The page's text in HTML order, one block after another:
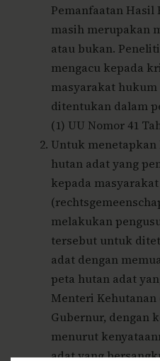
Pemanfaatan Hasil
masih merupakan
atau bukan.
mengacu kepada
masyarakat hukum
ditentukan dalam
(1) UU Nomor 41
Untuk menetapkan
hutan adat yang
kepada
melakukan
tersebut untuk
adat dengan
peta hutan adat
Menteri
Gubernur, dengan
menurut
adat yang